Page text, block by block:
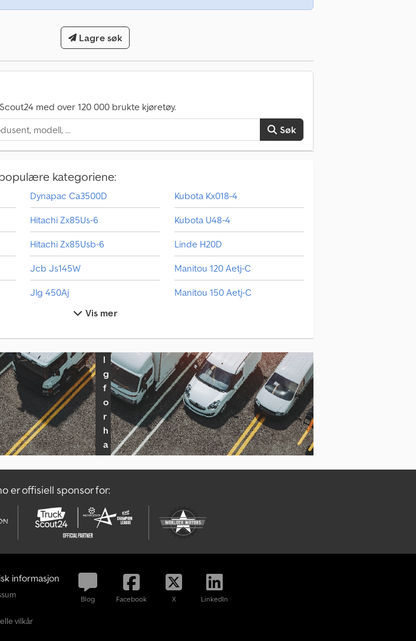
Lagre søk
med over 120 000 brukte kjøretøy.
Søk
kategoriene:
Dynapac Ca3500D
Hitachi Zx85Us-6
Hitachi Zx85Usb-6
Jcb Js145W
Jlg 450Aj
Jlg E450Aj
Komatsu Pc228Uslc-10
Kubota Kx016-4
Kubota Kx018-4
Kubota U48-4
Linde H20D
Manitou 120 Aetj-C
Manitou 150 Aetj-C
Manitou Mt 420 H
Rammax Rw 1404
Vis mer
r
1
4
0
0
k
j
p
f
o
r
e
s
p
ø
r
l
r
l
g
f
o
r
h
a
n
d
l
r
k
er offisiell sponsor for:
informasjon
vilkår
Blog Facebook X LinkedIn